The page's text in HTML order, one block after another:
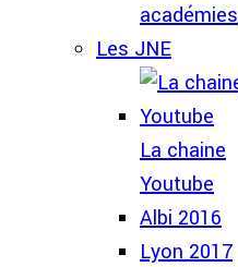
académies
Les JNE
La chaine
Youtube
Albi 2016
Lyon 2017